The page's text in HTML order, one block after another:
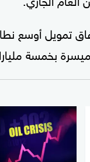
بقيمة 7.4 مليار